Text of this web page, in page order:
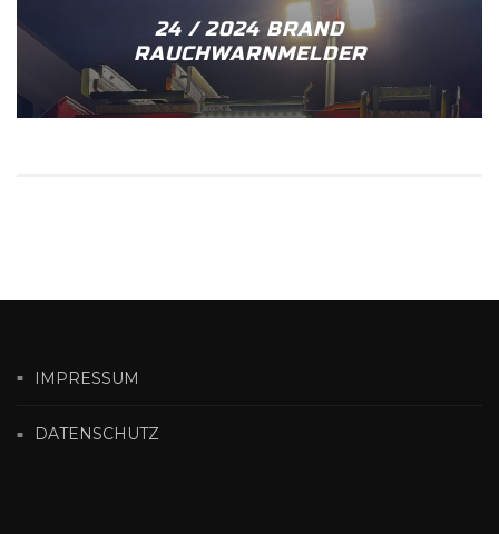
24 / 2024 BRAND
RAUCHWARNMELDER
IMPRESSUM
DATENSCHUTZ